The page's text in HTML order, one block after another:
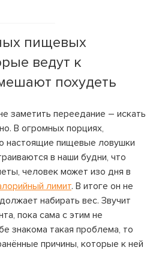
пищевых
ведут к
похудеть
заметить переедание – искать
В огромных порциях,
настоящие пищевые ловушки
в наши будни, что
человек может изо дня в
лимит. В итоге он не
набирать вес. Звучит
пока сама с этим не
знакома такая проблема, то
причины, которые к ней